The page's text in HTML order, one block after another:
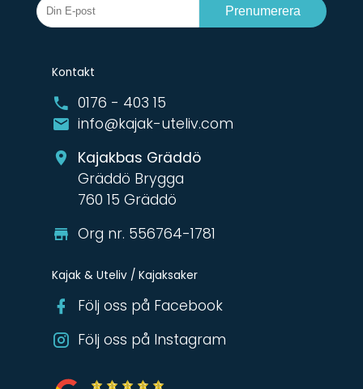
Prenumerera
Kontakt
0176 - 403 15
info@kajak-uteliv.com
Kajakbas Gräddö
Gräddö Brygga
760 15 Gräddö
Org nr. 556764-1781
Kajak & Uteliv / Kajaksaker
Följ oss på Facebook
Följ oss på Instagram